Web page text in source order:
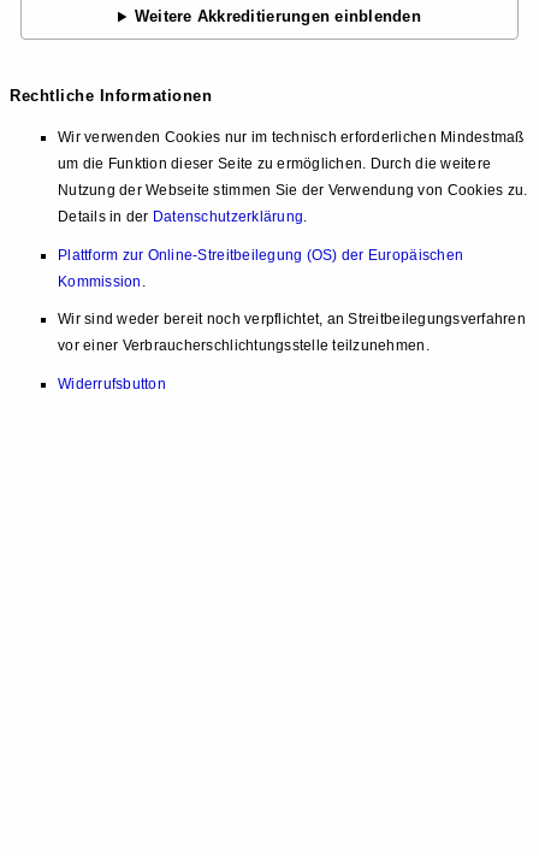
Weitere Akkreditierungen einblenden
Rechtliche Informationen
Wir verwenden Cookies nur im technisch erforderlichen Mindestmaß
um die Funktion dieser Seite zu ermöglichen. Durch die weitere
Nutzung der Webseite stimmen Sie der Verwendung von Cookies zu.
Details in der Datenschutzerklärung.
Plattform zur Online-Streitbeilegung (OS) der Europäischen
Kommission
Wir sind weder bereit noch verpflichtet, an Streitbeilegungsverfahren
vor einer Verbraucherschlichtungsstelle teilzunehmen.
Widerrufsbutton